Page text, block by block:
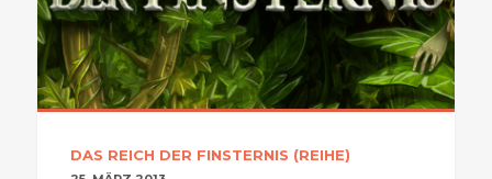
DAS REICH DER FINSTERNIS (REIHE)